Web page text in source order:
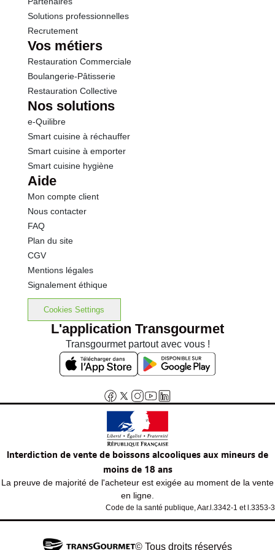
Solutions professionnelles
Recrutement
Vos métiers
Restauration Commerciale
Boulangerie-Pâtisserie
Restauration Collective
Nos solutions
e-Quilibre
Smart cuisine à réchauffer
Smart cuisine à emporter
Smart cuisine hygiène
Aide
Mon compte client
Nous contacter
FAQ
Plan du site
CGV
Mentions légales
Signalement éthique
Cookies Settings
L'application Transgourmet
Transgourmet partout avec vous !
Interdiction de vente de boissons alcooliques aux mineurs de
moins de 18 ans
La preuve de majorité de l'acheteur est exigée au moment de la vente
en ligne.
Code de la santé publique, Aar.l.3342-1 et l.3353-3
© Tous droits réservés